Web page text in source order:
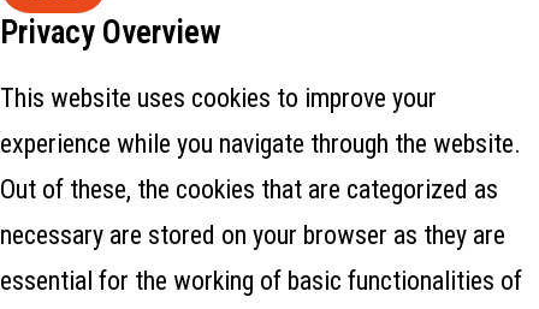
Privacy Overview
This website uses cookies to improve your
experience while you navigate through the website.
Out of these, the cookies that are categorized as
necessary are stored on your browser as they are
essential for the working of basic functionalities of